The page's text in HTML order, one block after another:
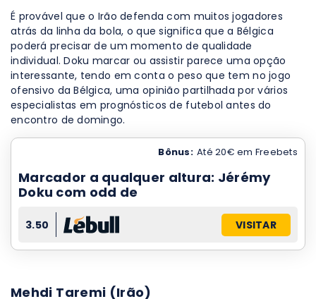
É provável que o Irão defenda com muitos jogadores
atrás da linha da bola, o que significa que a Bélgica
poderá precisar de um momento de qualidade
individual. Doku marcar ou assistir parece uma opção
interessante, tendo em conta o peso que tem no jogo
ofensivo da Bélgica, uma opinião partilhada por vários
especialistas em prognósticos de futebol antes do
encontro de domingo.
Bônus: Até 20€ em Freebets
Marcador a qualquer altura: Jérémy
Doku com odd de
3.50 VISITAR
Mehdi Taremi (Irão)